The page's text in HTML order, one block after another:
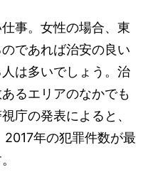
事。女性の場合、東
であれば治安の良い
は多いでしょう。治
るエリアのなかでも
庁の発表によると、
年の犯罪件数が最